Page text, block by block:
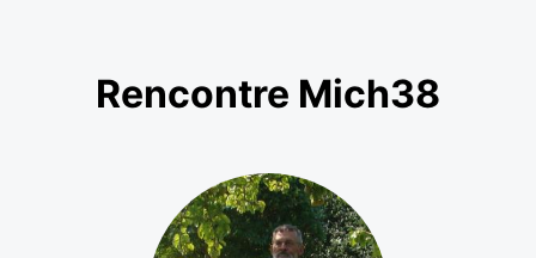
Rencontre Mich38